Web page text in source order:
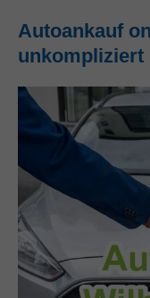
Autoankauf
unkompliziert